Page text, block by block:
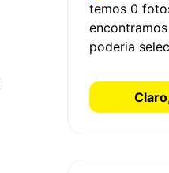
temos 0
poderia